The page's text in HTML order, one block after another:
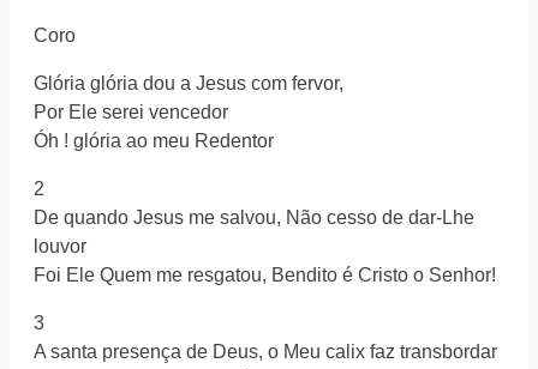
Coro
Glória glória dou a Jesus com fervor,
Por Ele serei vencedor
Óh ! glória ao meu Redentor
2
De quando Jesus me salvou, Não cesso de dar-Lhe
louvor
Foi Ele Quem me resgatou, Bendito é Cristo o Senhor!
3
A santa presença de Deus, o Meu calix faz transbordar